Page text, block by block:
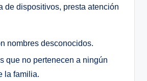
de dispositivos, presta atención
nombres desconocidos.
que no pertenecen a ningún
la familia.